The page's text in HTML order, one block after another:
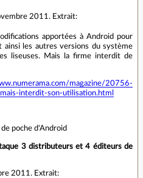
2011. Extrait:
apportées à Android pour
ainsi les autres versions du système
liseuses. Mais la firme interdit de
magazine/20756-
interdit-son-utilisation.html
poche d'Android
3 distributeurs et 4 éditeurs de
2011. Extrait: